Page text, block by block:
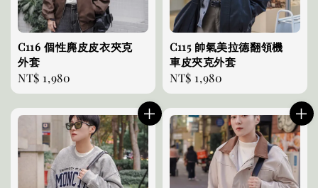
C116 個性麂皮皮衣夾克
外套
Regular
price
NT$ 1,980
C115 帥氣美拉德翻領機
車皮夾克外套
Regular
price
NT$ 1,980